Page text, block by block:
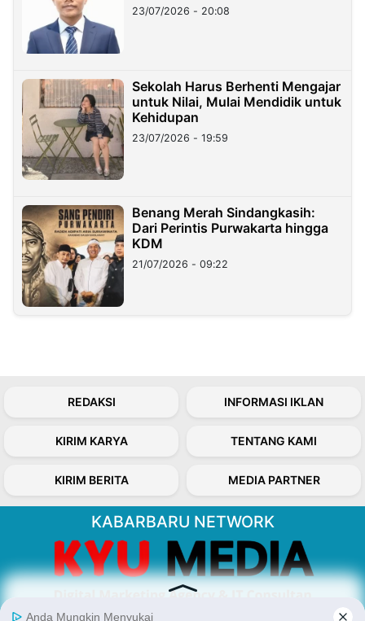
23/07/2026 - 20:08
Sekolah Harus Berhenti Mengajar
untuk Nilai, Mulai Mendidik untuk
Kehidupan
23/07/2026 - 19:59
Benang Merah Sindangkasih:
Dari Perintis Purwakarta hingga
KDM
21/07/2026 - 09:22
REDAKSI INFORMASI IKLAN
KIRIM KARYA TENTANG KAMI
KIRIM BERITA MEDIA PARTNER
KABARBARU NETWORK